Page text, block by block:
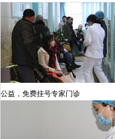
公益，免费挂号专家门诊